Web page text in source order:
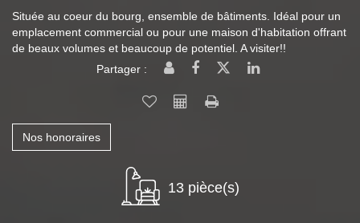
Située au coeur du bourg, ensemble de bâtiments. Idéal pour un
emplacement commercial ou pour une maison d'habitation offrant
de beaux volumes et beaucoup de potentiel. A visiter!!
Partager :
Nos honoraires
13 pièce(s)